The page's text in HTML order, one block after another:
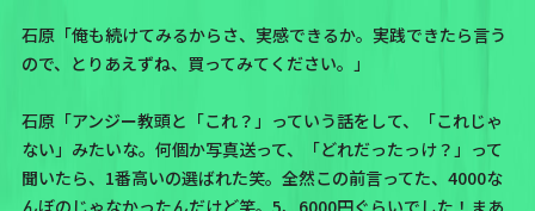
石原「俺も続けてみるからさ、実感できるか。実践できたら言う
ので、とりあえずね、買ってみてください。」
石原「アンジー教頭と「これ？」っていう話をして、「これじゃ
ない」みたいな。何個か写真送って、「どれだったっけ？」って
聞いたら、1番高いの選ばれた笑。全然この前言ってた、4000な